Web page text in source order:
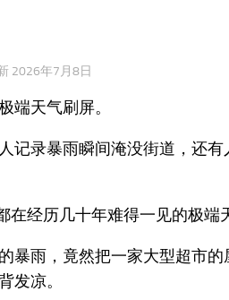
2026年7月8日
端天气刷屏。
记录暴雨瞬间淹没街道，还有
经历几十年难得一见的极端
暴雨，竟然把一家大型超市的
发凉。